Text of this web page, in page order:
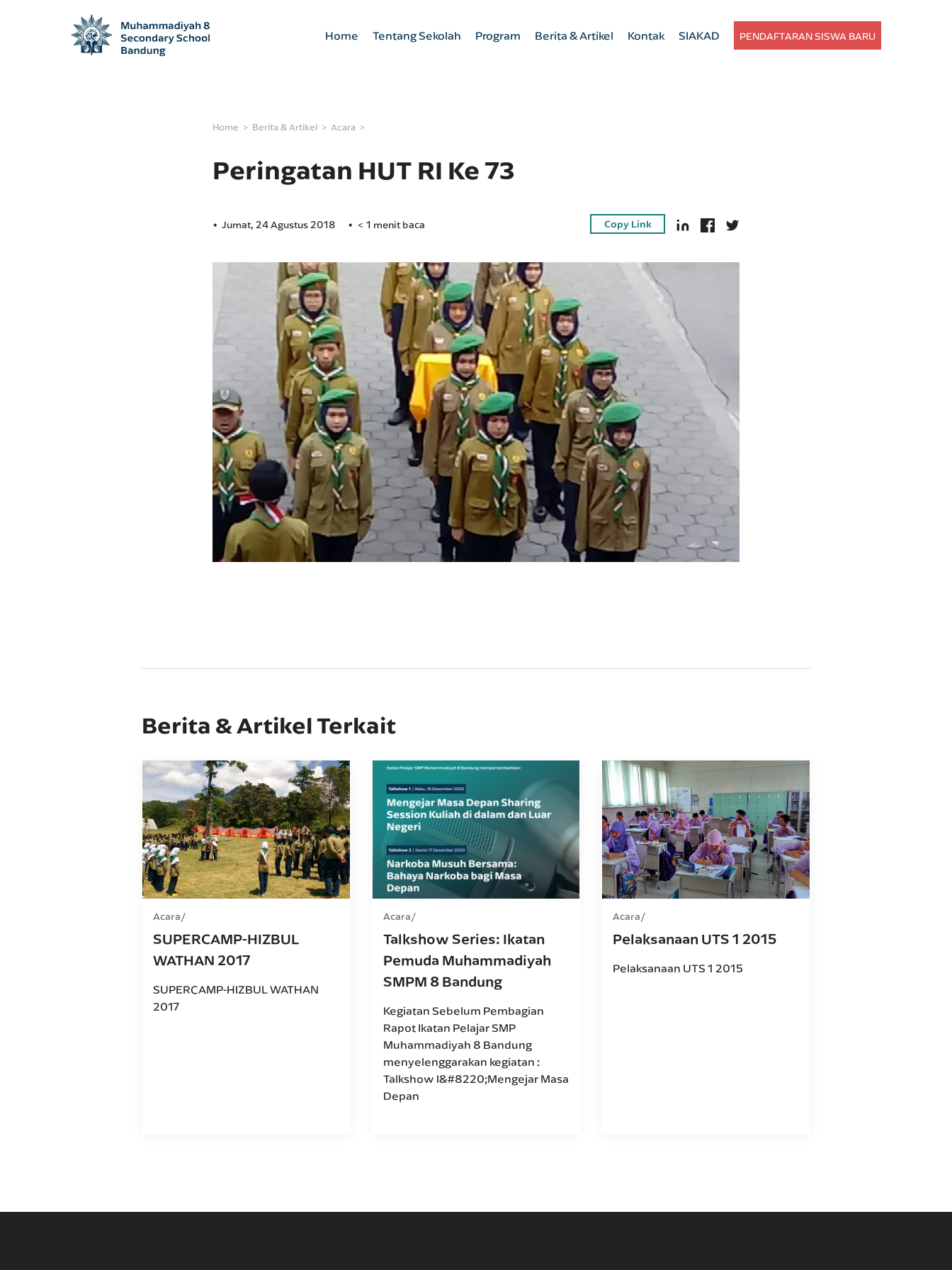
Home Tentang Sekolah Program Berita & Artikel Kontak SIAKAD PENDAFTARAN SISWA BARU
Home Berita & Artikel Acara
Peringatan HUT RI Ke 73
Jumat, 24 Agustus 2018 < 1 menit baca Copy Link
Berita & Artikel Terkait
Acara
SUPERCAMP-HIZBUL
WATHAN 2017
SUPERCAMP-HIZBUL WATHAN
2017
Acara
Talkshow Series: Ikatan
Pemuda Muhammadiyah
SMPM 8 Bandung
Kegiatan Sebelum Pembagian
Rapot Ikatan Pelajar SMP
Muhammadiyah 8 Bandung
menyelenggarakan kegiatan :
Talkshow I&#8220;Mengejar Masa
Depan
Acara
Pelaksanaan UTS 1 2015
Pelaksanaan UTS 1 2015